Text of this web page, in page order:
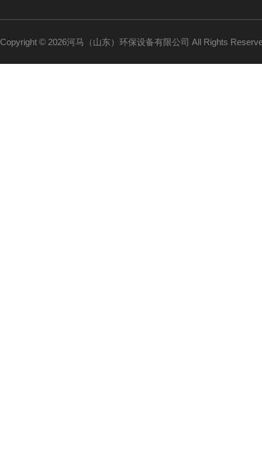
Copyright © 2026河马（山东）环保设备有限公司 All Rights